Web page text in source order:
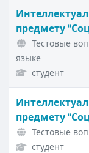
предмету
Тестовые
языке
студент
предмету
Тестовые
студент